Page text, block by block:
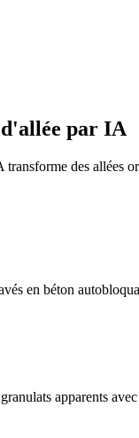
par IA
des allées
en béton
apparents